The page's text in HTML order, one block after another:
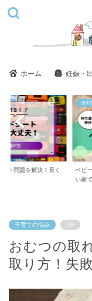
ホーム 妊娠・
にクーハンを購入！狭
子育
子供
時の
子育ての悩み PR
おむつの取
取り方！失